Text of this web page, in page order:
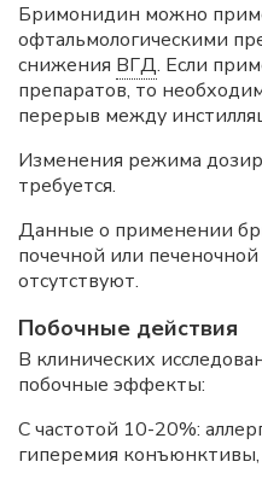
Бримонидин можно
офтальмологическими
снижения ВГД. Если
препаратов, то
перерыв между
Изменения режима
требуется.
Данные о применении
почечной или
отсутствуют.
Побочные действия
В клинических
побочные эффекты:
С частотой 10-20%:
гиперемия конъюнктивы,